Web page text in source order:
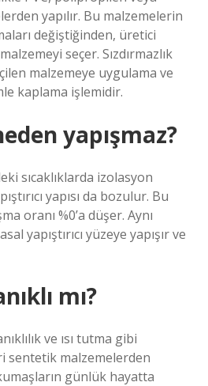
yapılır. Bu malzemelerin
değiştiğinden, üretici
seçer. Sızdırmazlık
malzemeye uygulama ve
kaplama işlemidir.
yapışmaz?
sıcaklıklarda izolasyon
yapısı da bozulur. Bu
oranı %0’a düşer. Aynı
yapıştırıcı yüzeye yapışır ve
mı?
ve ısı tutma gibi
sentetik malzemelerden
günlük hayatta